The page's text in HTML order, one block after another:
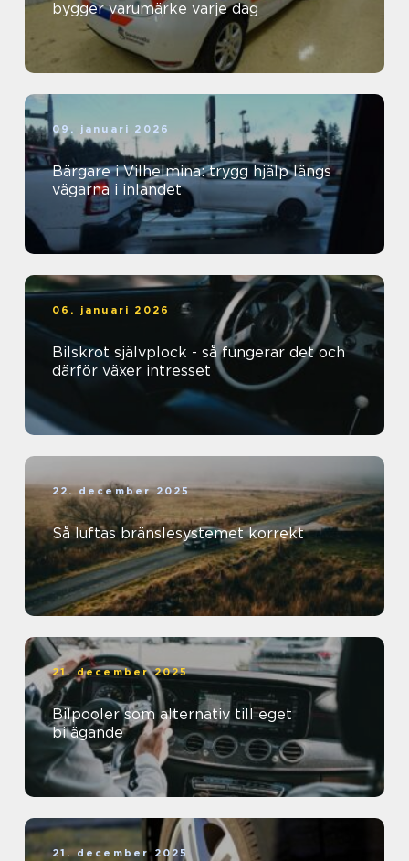
bygger varumärke varje dag
09. januari 2026
Bärgare i Vilhelmina: trygg hjälp längs
vägarna i inlandet
06. januari 2026
Bilskrot självplock - så fungerar det och
därför växer intresset
22. december 2025
Så luftas bränslesystemet korrekt
21. december 2025
Bilpooler som alternativ till eget
bilägande
21. december 2025